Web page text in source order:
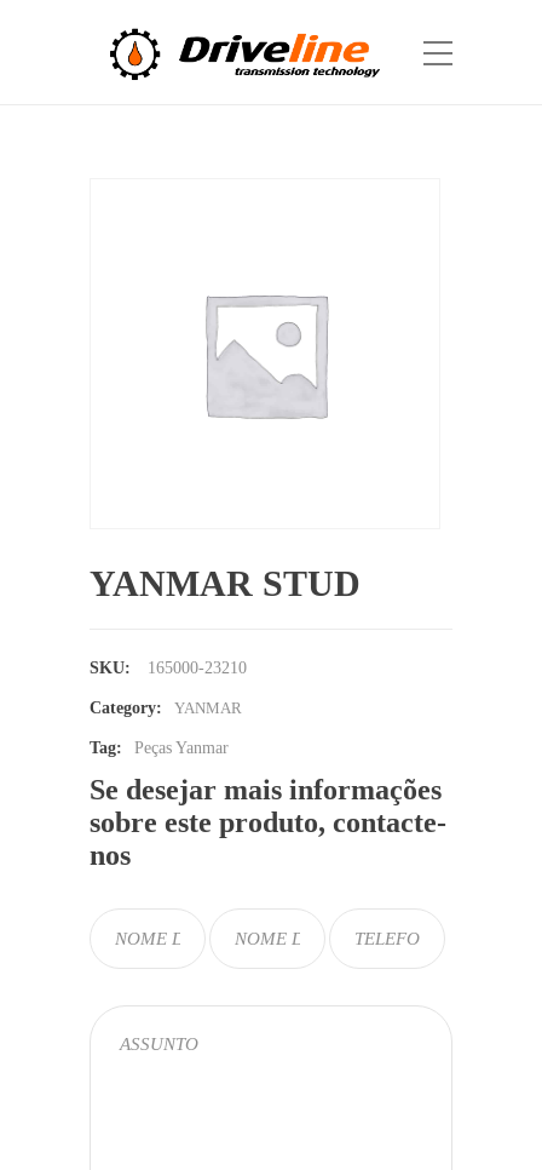
YANMAR STUD
SKU: 165000-23210
Category: YANMAR
Tag: Peças Yanmar
Se desejar mais informações
sobre este produto, contacte-
nos